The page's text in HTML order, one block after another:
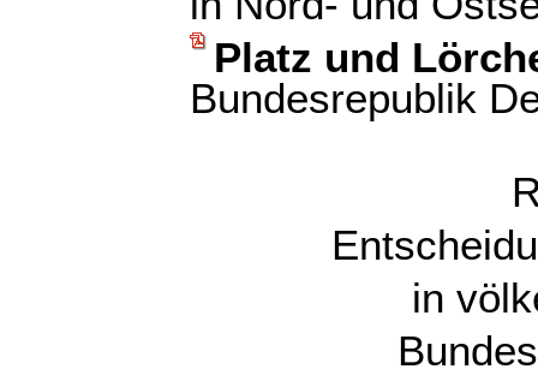
Platz und
Bundesrepublik
in